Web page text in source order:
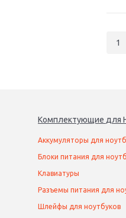
1
Комплектующие для
Аккумуляторы для
Блоки питания для
Клавиатуры
Разъемы питания для
Шлейфы для ноутбуков